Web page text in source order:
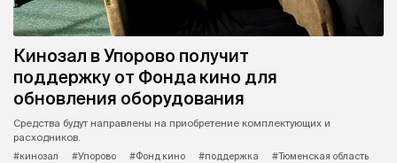
Кинозал в Упорово получит
поддержку от Фонда кино для
обновления оборудования
Средства будут направлены на приобретение комплектующих и
расходников.
#кинозал
#Упорово #Фонд кино #поддержка
#Тюменская область